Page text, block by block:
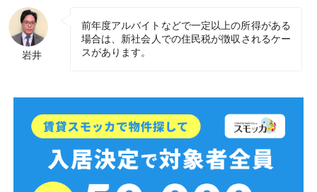
岩井
前年度アルバイトなどで一定以上の所得がある
場合は、新社会人での住民税が徴収されるケー
スがあります。